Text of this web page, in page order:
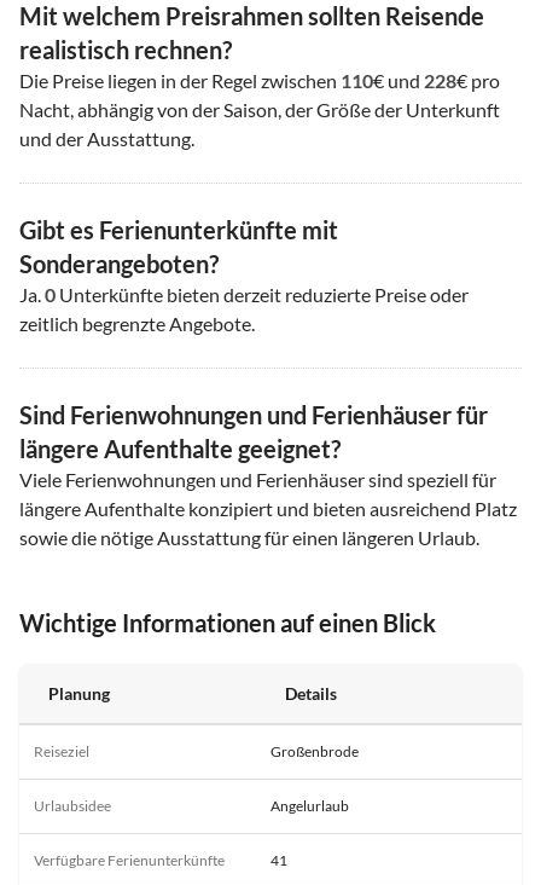
Mit welchem Preisrahmen sollten Reisende
realistisch rechnen?
Die Preise liegen in der Regel zwischen 110€ und 228€ pro
Nacht, abhängig von der Saison, der Größe der Unterkunft
und der Ausstattung.
Gibt es Ferienunterkünfte mit
Sonderangeboten?
Ja.0 Unterkünfte bieten derzeit reduzierte Preise oder
zeitlich begrenzte Angebote.
Sind Ferienwohnungen und Ferienhäuser für
längere Aufenthalte geeignet?
Viele Ferienwohnungen und Ferienhäuser sind speziell für
längere Aufenthalte konzipiert und bieten ausreichend Platz
sowie die nötige Ausstattung für einen längeren Urlaub.
Wichtige Informationen auf einen Blick
Planung Details
Reiseziel Großenbrode
Urlaubsidee Angelurlaub
Verfügbare Ferienunterkünfte 41